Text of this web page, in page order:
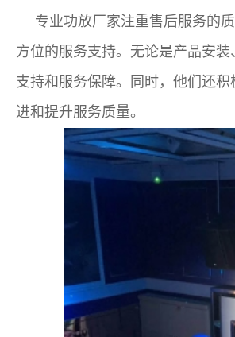
专业功放厂家注重售后服务的
方位的服务支持。无论是产品安
支持和服务保障。同时，他们还
进和提升服务质量。